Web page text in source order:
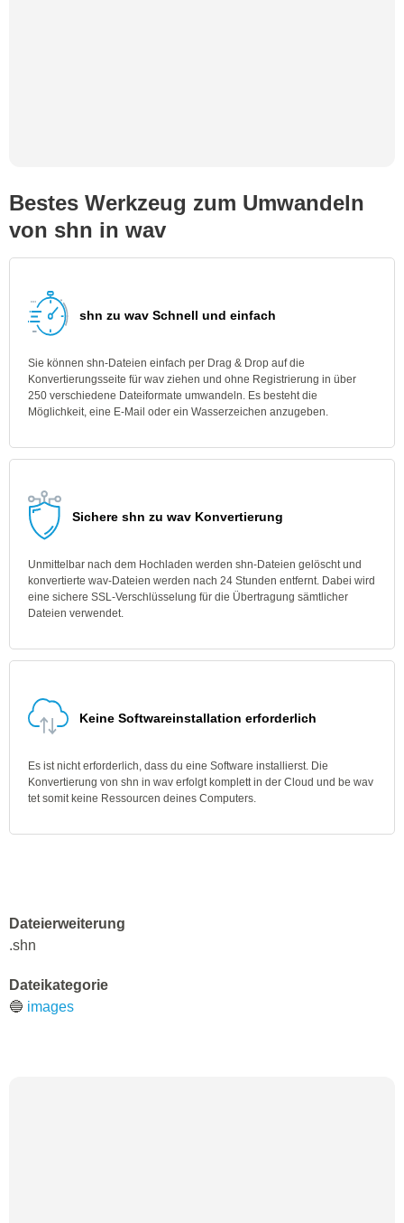
Bestes Werkzeug zum Umwandeln
von shn in wav
shn zu wav Schnell und einfach
Sie können shn-Dateien einfach per Drag & Drop auf die
Konvertierungsseite für wav ziehen und ohne Registrierung in über
250 verschiedene Dateiformate umwandeln. Es besteht die
Möglichkeit, eine E-Mail oder ein Wasserzeichen anzugeben.
Sichere shn zu wav Konvertierung
Unmittelbar nach dem Hochladen werden shn-Dateien gelöscht und
konvertierte wav-Dateien werden nach 24 Stunden entfernt. Dabei wird
eine sichere SSL-Verschlüsselung für die Übertragung sämtlicher
Dateien verwendet.
Keine Softwareinstallation erforderlich
Es ist nicht erforderlich, dass du eine Software installierst. Die
Konvertierung von shn in wav erfolgt komplett in der Cloud und be wav
tet somit keine Ressourcen deines Computers.
Dateierweiterung
.shn
Dateikategorie
🔵 images